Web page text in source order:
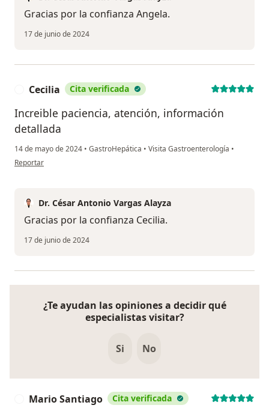
Gracias por la confianza Angela.
17 de junio de 2024
Cecilia Cita verificada
Increible paciencia, atención, información
detallada
14 de mayo de 2024 • GastroHepática • Visita Gastroenterología •
en opinión del usuario Cecilia
Reportar
Dr. César Antonio Vargas Alayza
Gracias por la confianza Cecilia.
17 de junio de 2024
¿Te ayudan las opiniones a decidir qué
especialistas visitar?
Si No
Mario Santiago Cita verificada